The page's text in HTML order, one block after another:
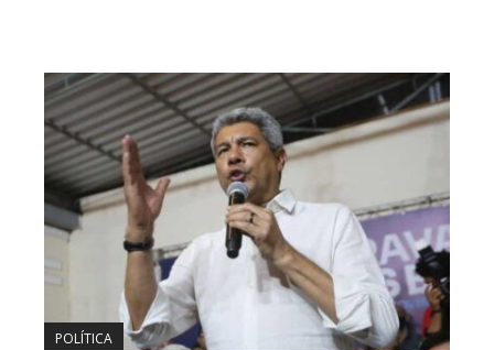
POLÍTICA